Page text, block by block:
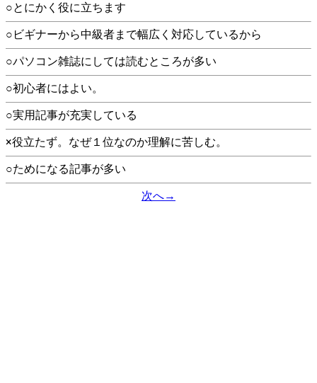
○とにかく役に立ちます
○ビギナーから中級者まで幅広く対応しているから
○パソコン雑誌にしては読むところが多い
○初心者にはよい。
○実用記事が充実している
×役立たず。なぜ１位なのか理解に苦しむ。
○ためになる記事が多い
次へ→